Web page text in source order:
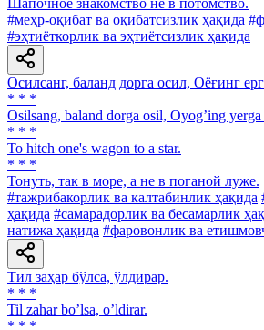
Шапочное знакомство не в потомство.
#меҳр-оқибат ва оқибатсизлик ҳақида
#эҳтиёткорлик ва эҳтиётсизлик ҳақида
Осилсанг, баланд дорга осил, Оёғинг
* * *
Osilsang, baland dorga osil, Oyogʼing yerga
* * *
То hitch one's wagon to a star.
* * *
Тонуть, так в море, а не в поганой луже.
#тажрибакорлик ва калтабинлик ҳақида
ҳақида #самарадорлик ва бесамарлик
натижа ҳақида #фаровонлик ва
Тил заҳар бўлса, ўлдирар.
* * *
Til zahar boʼlsa, oʼldirar.
* * *